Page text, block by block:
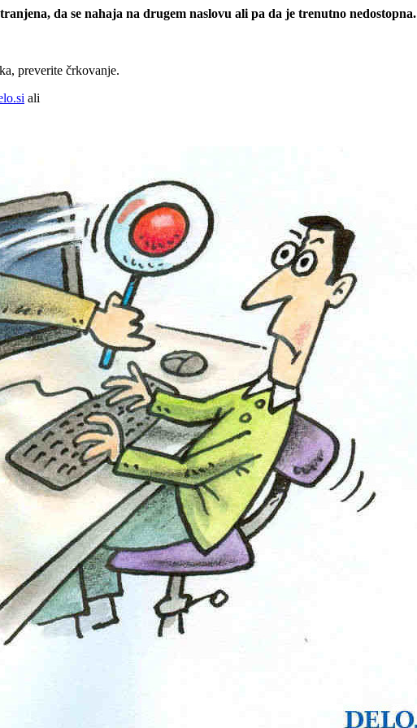
da se nahaja na drugem naslovu ali pa da je trenutno nedostopna.
preverite črkovanje.
ali